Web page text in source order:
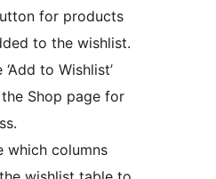
for products
to the wishlist.
to Wishlist’
Shop page for
which columns